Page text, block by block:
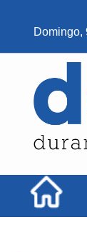
Domingo,